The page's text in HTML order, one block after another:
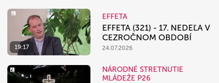
19:17
EFFETA
EFFETA (321) - 17. NEDEĽA V
CEZROČNOM OBDOBÍ
24.07.2026
NÁRODNÉ STRETNUTIE
MLÁDEŽE P26